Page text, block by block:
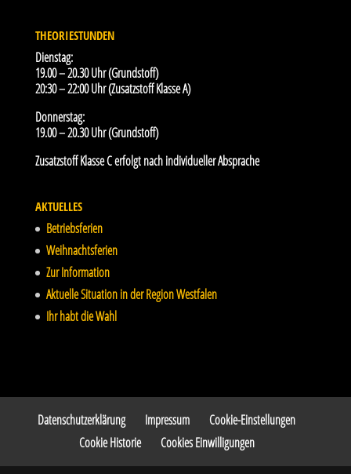
THEORIESTUNDEN
Dienstag:
19.00 – 20.30 Uhr (Grundstoff)
20:30 – 22:00 Uhr (Zusatzstoff Klasse A)
Donnerstag:
19.00 – 20.30 Uhr (Grundstoff)
Zusatzstoff Klasse C erfolgt nach individueller Absprache
AKTUELLES
Betriebsferien
Weihnachtsferien
Zur Information
Aktuelle Situation in der Region Westfalen
Ihr habt die Wahl
Datenschutzerklärung Impressum
Cookie-Einstellungen
Cookie Historie
Cookies Einwilligungen